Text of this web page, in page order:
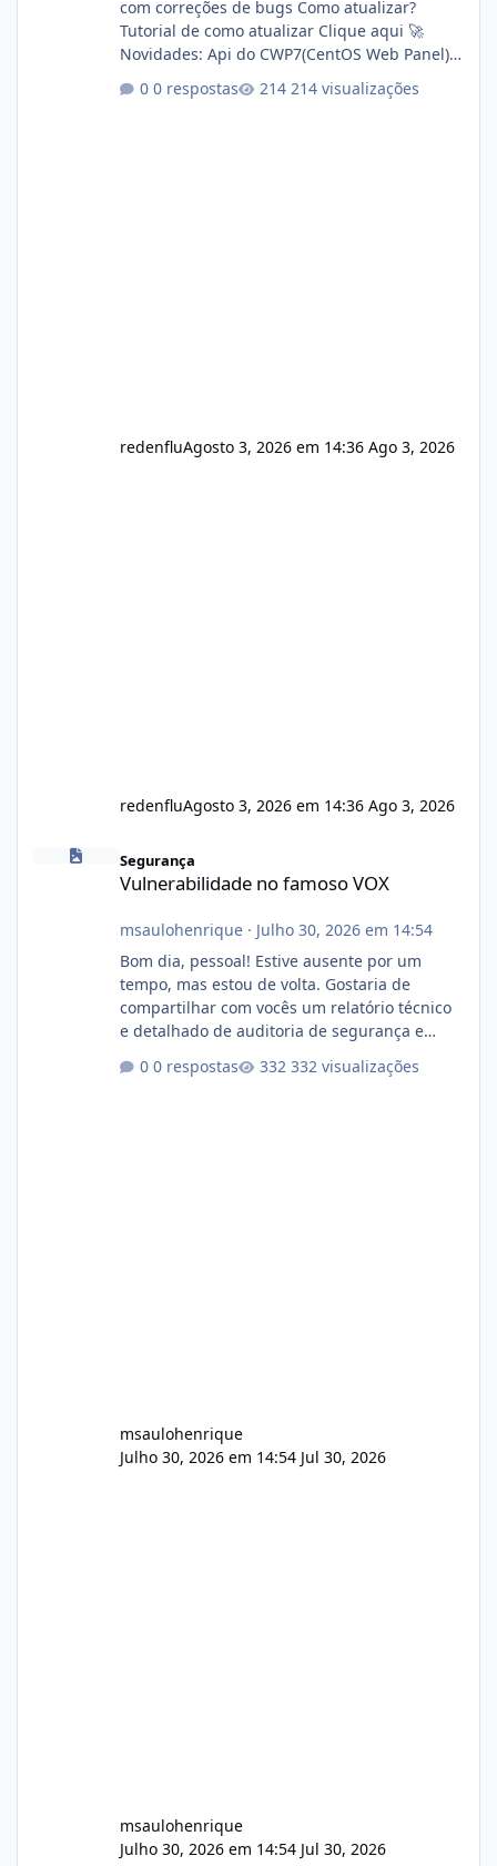
com correções de bugs Como atualizar?
Tutorial de como atualizar Clique aqui 🚀
Novidades: Api do CWP7(CentOS Web Panel)
Link publico para consulta de sub.dominio
autorizado a usasr o isistem:
0 respostas 214 visualizações
redenfluAgosto 3, 2026 em 14:36 Ago 3, 2026
redenfluAgosto 3, 2026 em 14:36 Ago 3, 2026
Vulnerabilidade no famoso VOX
Segurança
Vulnerabilidade no famoso VOX
msaulohenrique· Julho 30, 2026 em 14:54
Bom dia, pessoal! Estive ausente por um
tempo, mas estou de volta. Gostaria de
compartilhar com vocês um relatório técnico
e detalhado de auditoria de segurança e
atualmente em circulação e comercialização
0 respostas 332 visualizações
msaulohenrique
Julho 30, 2026 em 14:54 Jul 30, 2026
msaulohenrique
Julho 30, 2026 em 14:54 Jul 30, 2026